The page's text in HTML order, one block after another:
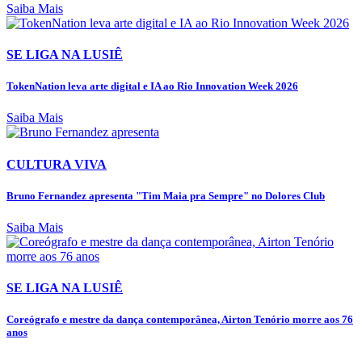
Saiba Mais
SE LIGA NA LUSIÊ
TokenNation leva arte digital e IA ao Rio Innovation Week 2026
Saiba Mais
CULTURA VIVA
Bruno Fernandez apresenta "Tim Maia pra Sempre" no Dolores Club
Saiba Mais
SE LIGA NA LUSIÊ
Coreógrafo e mestre da dança contemporânea, Airton Tenório morre aos 76
anos